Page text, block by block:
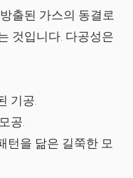
출된 가스의 동결로
것입니다. 다공성은
기공.
공.
턴을 닮은 길쭉한 모